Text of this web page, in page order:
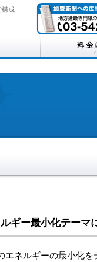
構成
ギー最小化テー
エネルギーの最小化